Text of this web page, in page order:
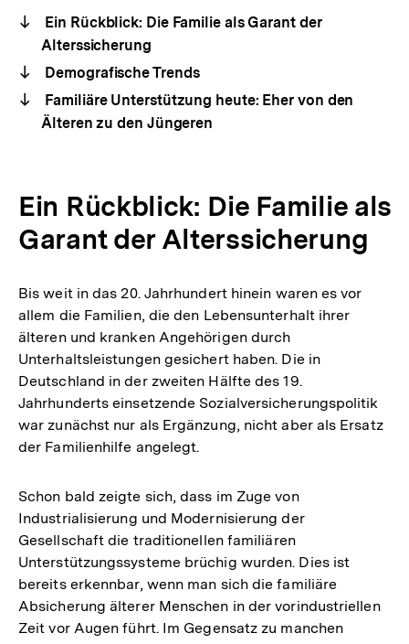
Ein Rückblick: Die Familie als Garant der
Alterssicherung
Demografische Trends
Familiäre Unterstützung heute: Eher von den
Älteren zu den Jüngeren
Ein Rückblick: Die Familie als
Garant der Alterssicherung
Bis weit in das 20. Jahrhundert hinein waren es vor
allem die Familien, die den Lebensunterhalt ihrer
älteren und kranken Angehörigen durch
Unterhaltsleistungen gesichert haben. Die in
Deutschland in der zweiten Hälfte des 19.
Jahrhunderts einsetzende Sozialversicherungspolitik
war zunächst nur als Ergänzung, nicht aber als Ersatz
der Familienhilfe angelegt.
Schon bald zeigte sich, dass im Zuge von
Industrialisierung und Modernisierung der
Gesellschaft die traditionellen familiären
Unterstützungssysteme brüchig wurden. Dies ist
bereits erkennbar, wenn man sich die familiäre
Absicherung älterer Menschen in der vorindustriellen
Zeit vor Augen führt. Im Gegensatz zu manchen